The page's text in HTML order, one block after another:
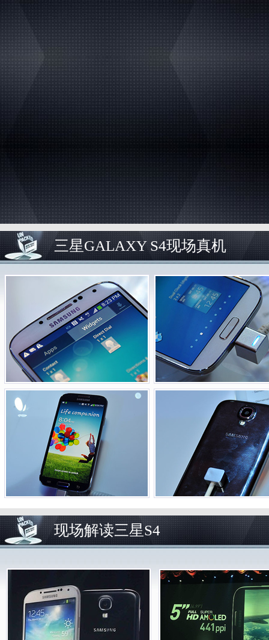
三星GALAXY S4现场真机
现场解读三星S4